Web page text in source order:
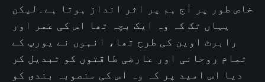
خاص طور پر آج ہم پر اثر انداز ہوتا ہے۔لیکن
یہاں تک کہ وہ ایک بچہ تھا اس کی عمر اور
رابرٹ اوین کی طرح تھا، انہوں نے یورپ کے
تمام روحانی اور عارضی طاقتوں کو تبدیل کر
دیا اس امید پر کہ وہ اس کی منصوبہ بندی کو